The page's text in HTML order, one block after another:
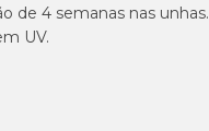
de 4 semanas nas unhas.
UV.